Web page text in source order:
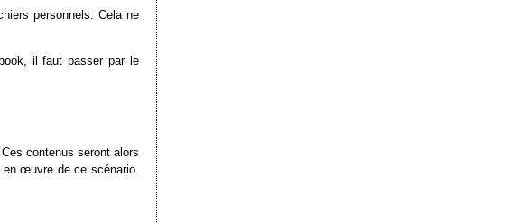
personnels. Cela ne
il faut passer par le
contenus seront alors
en œuvre de ce scénario.